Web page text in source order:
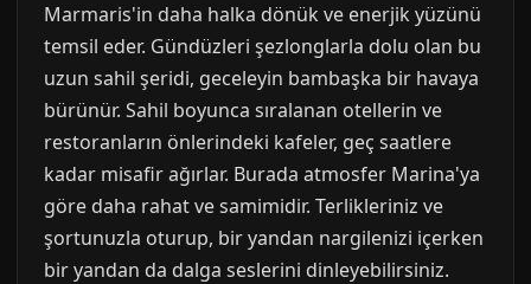
Marmaris'in daha halka dönük ve enerjik yüzünü
temsil eder. Gündüzleri şezlonglarla dolu olan bu
uzun sahil şeridi, geceleyin bambaşka bir havaya
bürünür. Sahil boyunca sıralanan otellerin ve
restoranların önlerindeki kafeler, geç saatlere
kadar misafir ağırlar. Burada atmosfer Marina'ya
göre daha rahat ve samimidir. Terlikleriniz ve
şortunuzla oturup, bir yandan nargilenizi içerken
bir yandan da dalga seslerini dinleyebilirsiniz.